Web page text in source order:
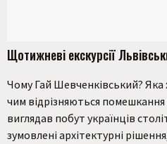
Щотижневі екскурсії
Чому Гай Шевченківський? Яка
чим відрізняються помешкання
виглядав побут українців
зумовлені архітектурні